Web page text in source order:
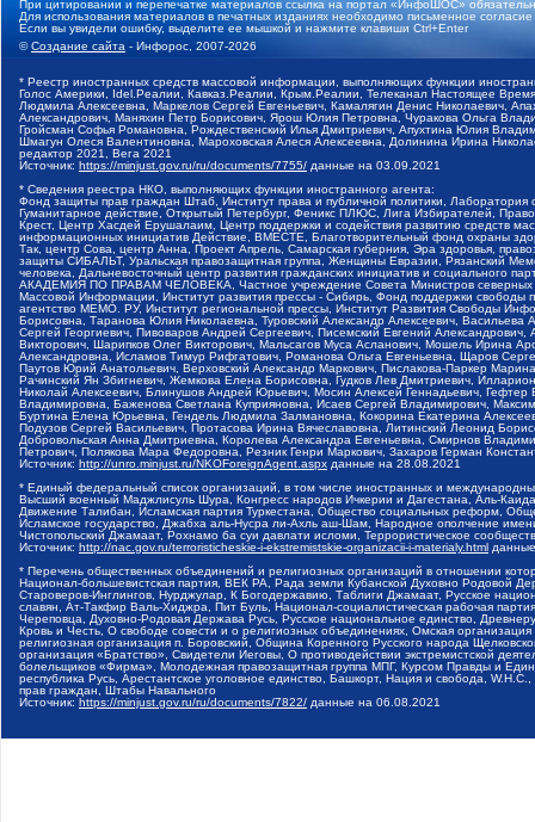
При цитировании и перепечатке материалов ссылка на портал «ИнфоШОС»
Для использования материалов в печатных изданиях необходимо письменное
Если вы увидели ошибку, выделите ее мышкой и нажмите клавиши Ctrl+Enter
©Создание сайта - Инфорос, 2007-2026
* Реестр иностранных средств массовой информации, выполняющих функции
Голос Америки, Idel.Реалии, Кавказ.Реалии, Крым.Реалии, Телеканал Настоящее
Людмила Алексеевна, Маркелов Сергей Евгеньевич, Камалягин Денис Николаевич,
Александрович, Маняхин Петр Борисович, Ярош Юлия Петровна, Чуракова Ольга
Гройсман Софья Романовна, Рождественский Илья Дмитриевич, Апухтина Юлия
Шмагун Олеся Валентиновна, Мароховская Алеся Алексеевна, Долинина Ирина
редактор 2021, Вега 2021
Источник: https://minjust.gov.ru/ru/documents/7755/ данные на 03.09.2021
* Сведения реестра НКО, выполняющих функции иностранного агента:
Фонд защиты прав граждан Штаб, Институт права и публичной политики,
Гуманитарное действие, Открытый Петербург, Феникс ПЛЮС, Лига Избирателей,
Крест, Центр Хасдей Ерушалаим, Центр поддержки и содействия развитию средств
информационных инициатив Действие, ВМЕСТЕ, Благотворительный фонд охраны
Так, центр Сова, центр Анна, Проект Апрель, Самарская губерния, Эра здоровья,
защиты СИБАЛЬТ, Уральская правозащитная группа, Женщины Евразии, Рязанский
человека, Дальневосточный центр развития гражданских инициатив и социального
АКАДЕМИЯ ПО ПРАВАМ ЧЕЛОВЕКА, Частное учреждение Совета Министров северных
Массовой Информации, Институт развития прессы - Сибирь, Фонд поддержки
агентство МЕМО. РУ, Институт региональной прессы, Институт Развития Свободы
Борисовна, Таранова Юлия Николаевна, Туровский Александр Алексеевич,
Сергей Георгиевич, Пивоваров Андрей Сергеевич, Писемский Евгений
Викторович, Шарипков Олег Викторович, Мальсагов Муса Асланович, Мошель Ирина
Александровна, Исламов Тимур Рифгатович, Романова Ольга Евгеньевна, Щаров
Паутов Юрий Анатольевич, Верховский Александр Маркович, Пислакова-Паркер
Рачинский Ян Збигневич, Жемкова Елена Борисовна, Гудков Лев Дмитриевич,
Николай Алексеевич, Блинушов Андрей Юрьевич, Мосин Алексей Геннадьевич,
Владимировна, Баженова Светлана Куприяновна, Исаев Сергей Владимирович,
Буртина Елена Юрьевна, Гендель Людмила Залмановна, Кокорина Екатерина
Подузов Сергей Васильевич, Протасова Ирина Вячеславовна, Литинский Леонид
Добровольская Анна Дмитриевна, Королева Александра Евгеньевна, Смирнов
Петрович, Полякова Мара Федоровна, Резник Генри Маркович, Захаров Герман
Источник: http://unro.minjust.ru/NKOForeignAgent.aspx данные на 28.08.2021
* Единый федеральный список организаций, в том числе иностранных и
Высший военный Маджлисуль Шура, Конгресс народов Ичкерии и Дагестана, Аль-
Движение Талибан, Исламская партия Туркестана, Общество социальных реформ,
Исламское государство, Джабха аль-Нусра ли-Ахль аш-Шам, Народное ополчение
Чистопольский Джамаат, Рохнамо ба суи давлати исломи, Террористическое
Источник: http://nac.gov.ru/terroristicheskie-i-ekstremistskie-organizacii-i-materialy.html
* Перечень общественных объединений и религиозных организаций в отношении
Национал-большевистская партия, ВЕК РА, Рада земли Кубанской Духовно Родовой
Староверов-Инглингов, Нурджулар, К Богодержавию, Таблиги Джамаат, Русское
славян, Ат-Такфир Валь-Хиджра, Пит Буль, Национал-социалистическая рабочая
Череповца, Духовно-Родовая Держава Русь, Русское национальное единство,
Кровь и Честь, О свободе совести и о религиозных объединениях, Омская
религиозная организация п. Боровский, Община Коренного Русского народа
организация «Братство», Свидетели Иеговы, О противодействии экстремистской
болельщиков «Фирма», Молодежная правозащитная группа МПГ, Курсом Правды и
республика Русь, Арестантское уголовное единство, Башкорт, Нация и свобода,
прав граждан, Штабы Навального
Источник: https://minjust.gov.ru/ru/documents/7822/ данные на 06.08.2021